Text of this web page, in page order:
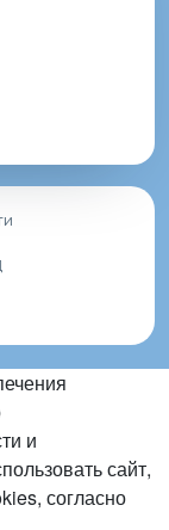
и
сайт,
согласно